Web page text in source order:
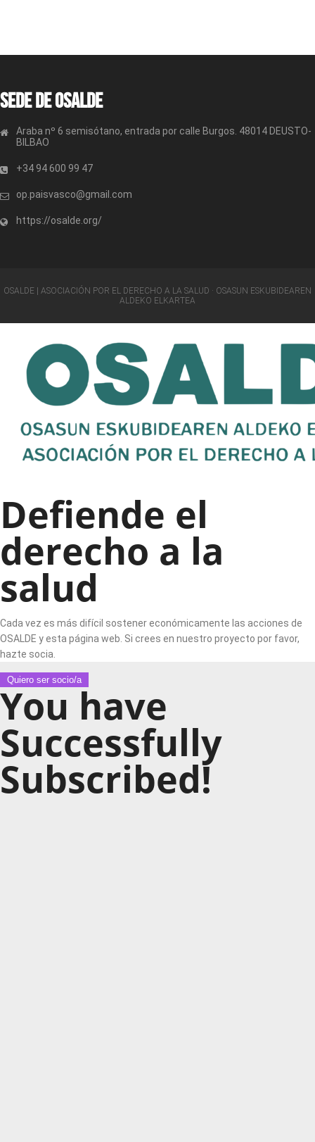
Sede de OSALDE
Araba nº 6 semisótano, entrada por calle Burgos. 48014 DEUSTO-
BILBAO
+34 94 600 99 47
op.paisvasco@gmail.com
https://osalde.org/
OSALDE | ASOCIACIÓN POR EL DERECHO A LA SALUD · OSASUN ESKUBIDEAREN
ALDEKO ELKARTEA
Defiende el
derecho a la
salud
Cada vez es más difícil sostener económicamente las acciones de
OSALDE y esta página web. Si crees en nuestro proyecto por favor,
hazte socia.
Quiero ser socio/a
You have
Successfully
Subscribed!